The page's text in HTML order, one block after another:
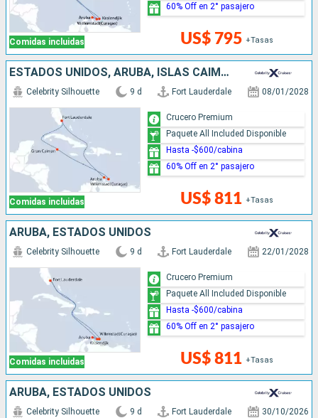
Comidas incluidas US$ 795 +Tasas
60% Off en 2° pasajero
ESTADOS UNIDOS, ARUBA, ISLAS CAIMÁN
Comidas incluidas
Celebrity Silhouette 9 d Fort Lauderdale 08/01/2028
US$ 811 +Tasas
Crucero Premium
Paquete All Included Disponible
Hasta -$600/cabina
60% Off en 2° pasajero
ARUBA, ESTADOS UNIDOS
Comidas incluidas
Celebrity Silhouette 9 d Fort Lauderdale 22/01/2028
US$ 811 +Tasas
Crucero Premium
Paquete All Included Disponible
Hasta -$600/cabina
60% Off en 2° pasajero
ARUBA, ESTADOS UNIDOS
Celebrity Silhouette 9 d Fort Lauderdale 30/10/2026